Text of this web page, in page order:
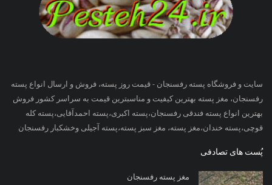
سایت و فروشگاه پسته رفسنجان - قیمت روز پسته، فروش و ارسال انواع پسته
رفسنجان، مغز پسته بهترین کیفیت و مناسبترین قیمت به سراسر کشور فروش
بهترین انواع پسته فندقی رفسنجان،پسته اکبری،پسته احمدآقایی،پسته کله
قوچی،پسته خندان،مغز پسته، مغز سبز پسته،پسته آجیلی وخشکبار رفسنجان
پُست های تصادفی
مغز پسته رفسنجان